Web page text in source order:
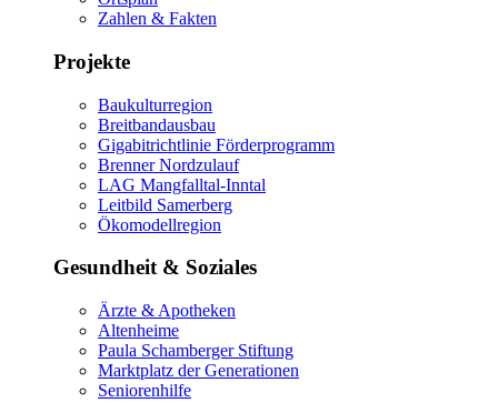
Zahlen & Fakten
Projekte
Baukulturregion
Breitbandausbau
Gigabitrichtlinie Förderprogramm
Brenner Nordzulauf
LAG Mangfalltal-Inntal
Leitbild Samerberg
Ökomodellregion
Gesundheit & Soziales
Ärzte & Apotheken
Altenheime
Paula Schamberger Stiftung
Marktplatz der Generationen
Seniorenhilfe